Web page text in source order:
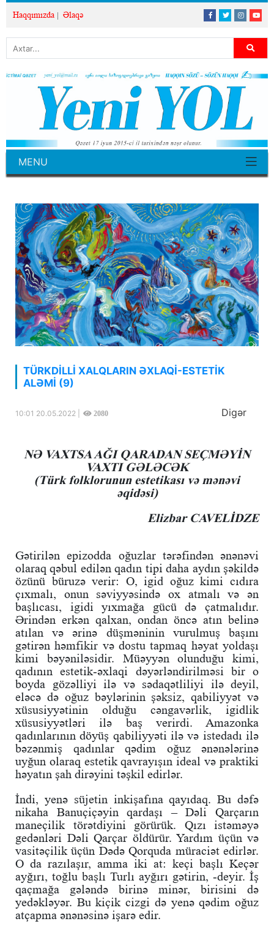
Haqqımızda Əlaqə
MENU
TÜRKDİLLİ XALQLARIN ƏXLAQİ-ESTETİK
ALƏMİ (9)
10:01 20.05.2022 | 2080 Digər
NƏ VAXTSA AĞI QARADAN SEÇMƏYİN
VAXTI GƏLƏCƏK
(Türk folklorunun estetikası və mənəvi
əqidəsi)
Elizbar CAVELİDZE
Gətirilən epizodda oğuzlar tərəfindən ənənəvi
olaraq qəbul edilən qadın tipi daha aydın şəkildə
özünü büruzə verir: O, igid oğuz kimi cıdıra
çıxmalı, onun səviyyəsində ox atmalı və ən
başlıcası, igidi yıxmağa gücü də çatmalıdır.
Ərindən erkən qalxan, ondan öncə atın belinə
atılan və ərinə düşməninin vurulmuş başını
gətirən həmfikir və dostu tapmaq həyat yoldaşı
kimi bəyəniləsidir. Müəyyən olunduğu kimi,
qadının estetik-əxlaqi dəyərləndirilməsi bir o
boyda gözəlliyi ilə və sədaqətliliyi ilə deyil,
eləcə də oğuz bəylərinin şəksiz, qabiliyyət və
xüsusiyyətinin olduğu cəngavərlik, igidlik
xüsusiyyətləri ilə baş verirdi. Amazonka
qadınlarının döyüş qabiliyyəti ilə və istedadı ilə
bəzənmiş qadınlar qədim oğuz ənənələrinə
uyğun olaraq estetik qavrayışın ideal və praktiki
həyatın şah dirəyini təşkil edirlər.
İndi, yenə süjetin inkişafına qayıdaq. Bu dəfə
nikaha Banuçiçəyin qardaşı – Dəli Qarçarın
maneçilik törətdiyini görürük. Qızı istəməyə
gedənləri Dəli Qarçar öldürür. Yardım üçün və
vasitəçilik üçün Dədə Qorquda müraciət edirlər.
O da razılaşır, amma iki at: keçi başlı Keçər
ayğırı, toğlu başlı Turlı ayğırı gətirin, -deyir. İş
qaçmağa gələndə birinə minər, birisini də
yedəkləyər. Bu kiçik cizgi də yenə qədim oğuz
atçapma ənənəsinə işarə edir.